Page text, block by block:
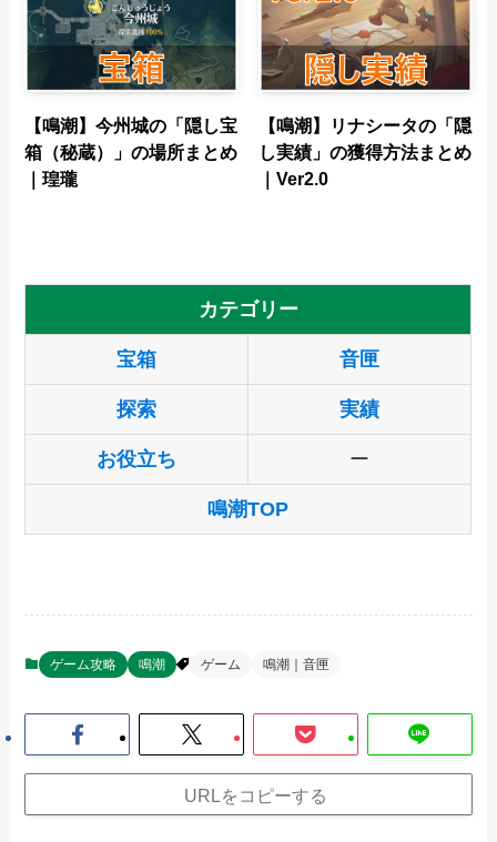
【鳴潮】今州城の「隠し宝
箱（秘蔵）」の場所まとめ
｜瑝瓏
【鳴潮】リナシータの「隠
し実績」の獲得方法まとめ
｜Ver2.0
カテゴリー
宝箱 音匣
探索 実績
お役立ち ー
鳴潮TOP
ゲーム攻略 鳴潮 ゲーム 鳴潮｜音匣
URLをコピーする